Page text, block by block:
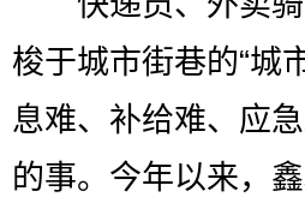
梭于城市街巷的“城
息难、补给难、应
的事。今年以来，